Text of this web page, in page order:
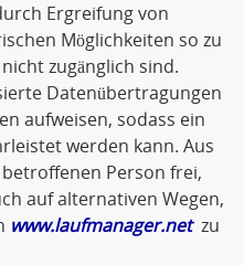
Ergreifung von
Möglichkeiten so zu
zugänglich sind.
Datenübertragungen
aufweisen, sodass ein
werden kann. Aus
Person frei,
auf alternativen Wegen,
www.laufmanager.netzu